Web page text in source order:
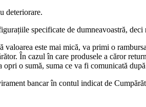
deteriorare.
specificate de dumneavoastră,
este mai mică, va primi o
În cazul în care produsele a căror
o sumă, suma ce va fi comunicată
bancar în contul indicat de